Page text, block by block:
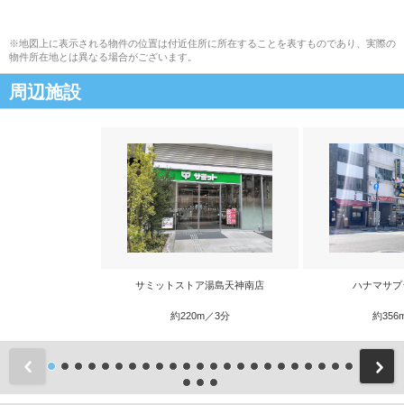
※地図上に表示される物件の位置は付近住所に所在することを表すものであり、実際の
物件所在地とは異なる場合がございます。
周辺施設
サミットストア湯島天神南店
約220m／3分
ハナマサ
約
前